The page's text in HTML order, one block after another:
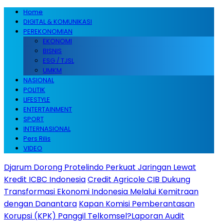
Home
DIGITAL & KOMUNIKASI
PEREKONOMIAN
EKONOMI
BISNIS
ESG / TJSL
UMKM
NASIONAL
POLITIK
LIFESTYLE
ENTERTAINMENT
SPORT
INTERNASIONAL
Pers Rilis
VIDEO
Djarum Dorong Protelindo Perkuat Jaringan Lewat
Kredit ICBC IndonesiaCredit Agricole CIB Dukung
Transformasi Ekonomi Indonesia Melalui Kemitraan
dengan Danantara Kapan Komisi Pemberantasan
Korupsi (KPK) Panggil Telkomsel?Laporan Audit